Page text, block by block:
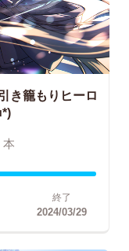
き籠もりヒーロ
本
終了
2024/03/29